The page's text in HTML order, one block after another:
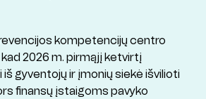
kompetencijų centro
2026 m. pirmąjį ketvirtį
iš gyventojų ir įmonių siekė išvilioti
finansų įstaigoms pavyko